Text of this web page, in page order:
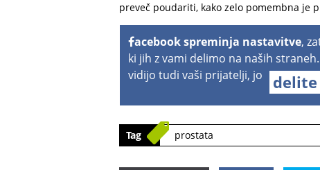
preveč poudariti, kako zelo pomembna je
acebook spreminja nastavitve,
ki jih z vami delimo na naših
vidijo tudi vaši prijatelji, jo
Tag prostata